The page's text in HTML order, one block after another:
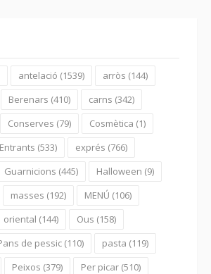
antelació (1539) arròs (144)
Berenars (410) carns (342)
Conserves (79) Cosmètica (1)
Entrants (533) exprés (766)
Guarnicions (445) Halloween (9)
masses (192) MENÚ (106)
oriental (144) Ous (158)
de pessic (110) pasta (119)
Peixos (379) Per picar (510)